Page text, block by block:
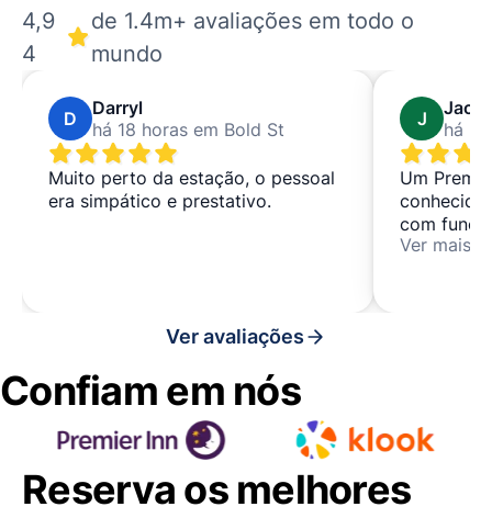
4,9
4
de 1.4m+ avaliações em todo o
mundo
D
Darryl
há 18 horas em Bold St
Muito perto da estação, o pessoal
era simpático e prestativo.
J
Jack
há
Um
com
que não
Ver mais
Ver avaliações
Confiam em nós
Reserva os melhores